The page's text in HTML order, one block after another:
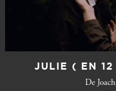
JULIE ( EN 12
De